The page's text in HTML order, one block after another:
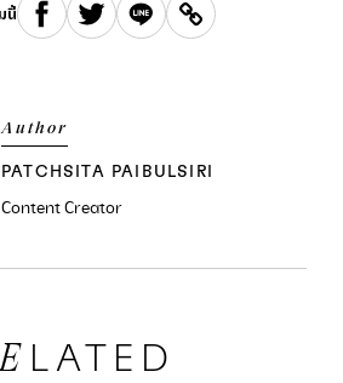
นี้
Author
PATCHSITA PAIBULSIRI
Content Creator
LATED